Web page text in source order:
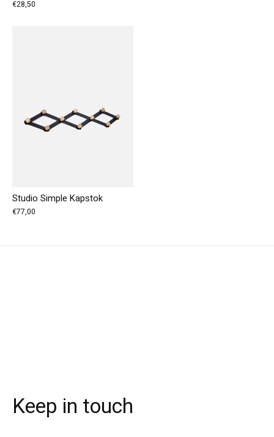
€28,50
Studio Simple Kapstok
€77,00
Keep in touch